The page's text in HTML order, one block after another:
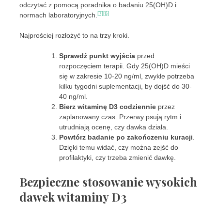
odczytać z pomocą poradnika o badaniu 25(OH)D i
normach laboratoryjnych. [7][6]
Najprościej rozłożyć to na trzy kroki.
Sprawdź punkt wyjścia przed
rozpoczęciem terapii. Gdy 25(OH)D mieści
się w zakresie 10-20 ng/ml, zwykle potrzeba
kilku tygodni suplementacji, by dojść do 30-
40 ng/ml.
Bierz witaminę D3 codziennie przez
zaplanowany czas. Przerwy psują rytm i
utrudniają ocenę, czy dawka działa.
Powtórz badanie po zakończeniu kuracji
Dzięki temu widać, czy można zejść do
profilaktyki, czy trzeba zmienić dawkę.
Bezpieczne stosowanie wysokich
dawek witaminy D3